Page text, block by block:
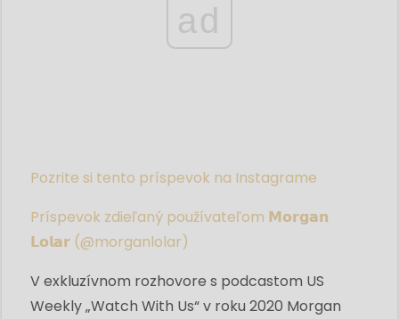
ad
Pozrite si tento príspevok na Instagrame
Príspevok zdieľaný používateľom 𝗠𝗼𝗿𝗴𝗮𝗻
𝗟𝗼𝗹𝗮𝗿 (@morganlolar)
V exkluzívnom rozhovore s podcastom US
Weekly „Watch With Us“ v roku 2020 Morgan